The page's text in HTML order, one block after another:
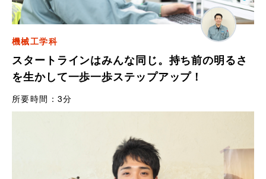
機械工学科
スタートラインはみんな同じ。持ち前の明るさ
を生かして一歩一歩ステップアップ！
所要時間： 3分